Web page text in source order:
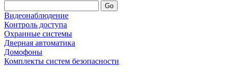
Go
Видеонаблюдение
Контроль доступа
Охранные системы
Дверная автоматика
Домофоны
Комплекты систем безопасности